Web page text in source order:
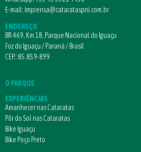
E-mail: imprensa@catarataspni.com.br
ENDEREÇO
BR 469, Km 18, Parque Nacional do Iguaçu
Foz do Iguaçu / Paraná / Brasil
CEP.: 85.859-899
O PARQUE
EXPERIÊNCIAS
Amanhecer nas Cataratas
Pôr do Sol nas Cataratas
Bike Iguaçu
Bike Poço Preto